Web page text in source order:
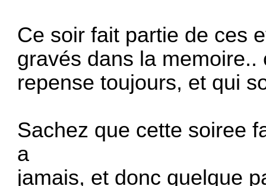
Ce soir fait partie de ces
gravés dans la
repense toujours, et qui
Sachez que cette soiree
a
jamais, et donc quelque